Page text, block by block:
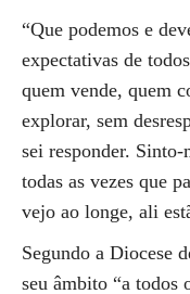
“Que podemos e
expectativas de
quem vende, quem
explorar, sem
sei responder.
todas as vezes que
vejo ao longe, ali
Segundo a Diocese
seu âmbito “a todos